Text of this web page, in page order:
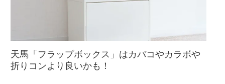
天馬「フラップボックス」はカバコやカラボや
折りコンより良いかも！